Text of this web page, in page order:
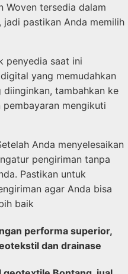
Woven tersedia dalam
pastikan Anda memilih
penyedia saat ini
yang memudahkan
tambahkan ke
pembayaran mengikuti
Anda menyelesaikan
pengiriman tanpa
Pastikan untuk
agar Anda bisa
baik
performa superior,
dan drainase